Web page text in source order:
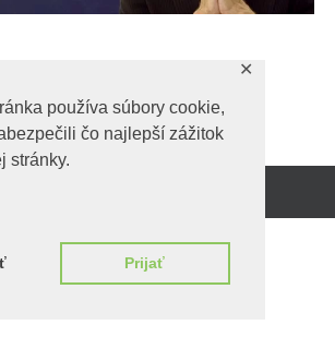
používa súbory cookie,
čo najlepší zážitok
stránky.
Prijať
✕